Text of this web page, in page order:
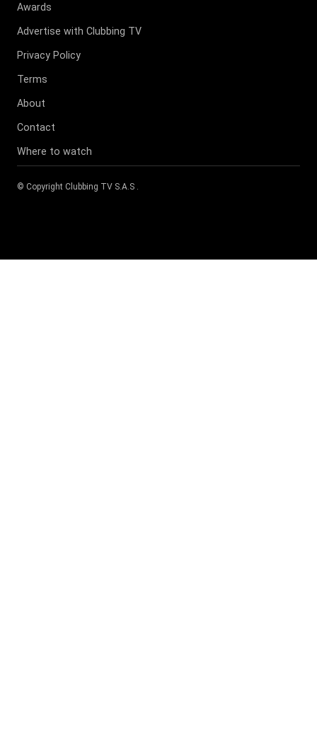
Awards
Advertise with Clubbing TV
Privacy Policy
Terms
About
Contact
Where to watch
© Copyright Clubbing TV S.A.S .